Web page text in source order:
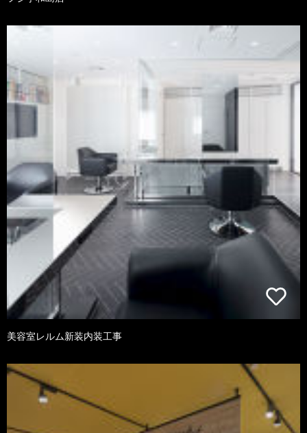
美容室レルム新装内装工事